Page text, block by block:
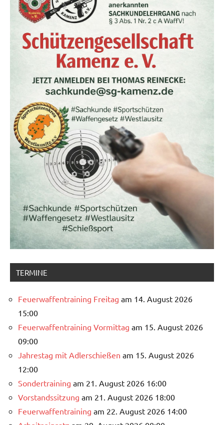
TERMINE
Feuerwaffentraining Freitag am 14. August 2026
15:00
Feuerwaffentraining Vormittag am 15. August 2026
09:00
Jahrestag mit Adlerschießen am 15. August 2026
12:00
Sondertraining am 21. August 2026 16:00
Vorstandssitzung am 21. August 2026 18:00
Feuerwaffentraining am 22. August 2026 14:00